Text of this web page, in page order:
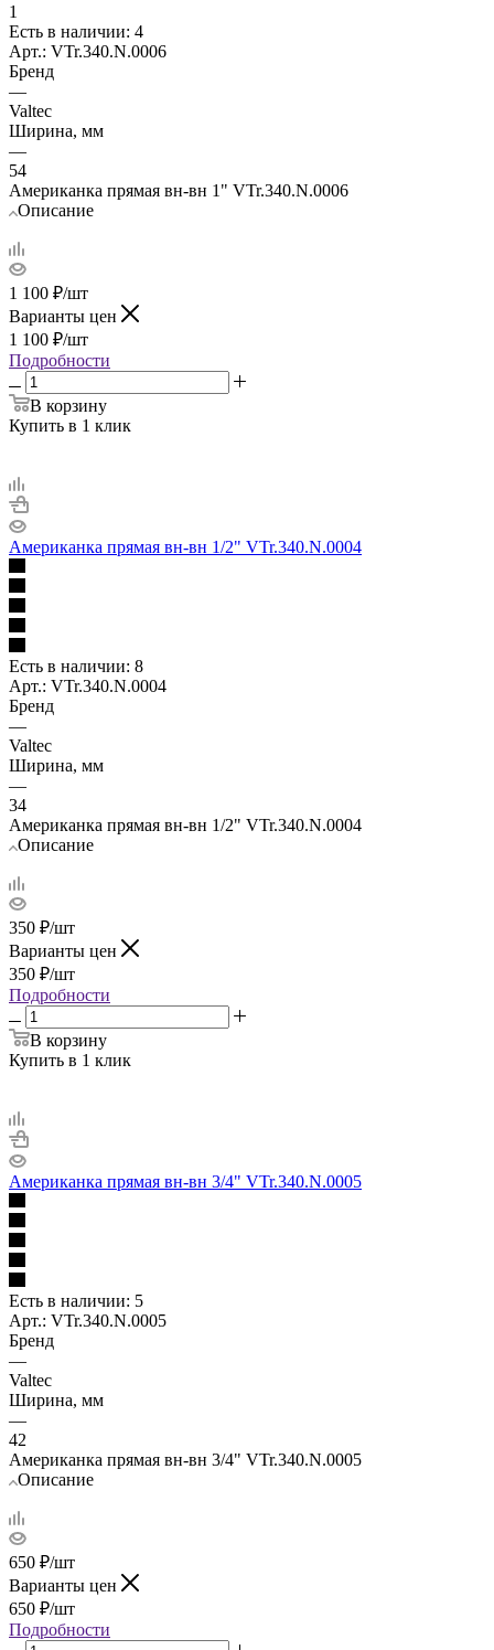
1
Есть в наличии: 4
Арт.: VTr.340.N.0006
Бренд
—
Valtec
Ширина, мм
—
54
Американка прямая вн-вн 1" VTr.340.N.0006
Описание
1 100 ₽/шт
Варианты цен
1 100 ₽/шт
Подробности
В корзину
Купить в 1 клик
Американка прямая вн-вн 1/2" VTr.340.N.0004
Есть в наличии: 8
Арт.: VTr.340.N.0004
Бренд
—
Valtec
Ширина, мм
—
34
Американка прямая вн-вн 1/2" VTr.340.N.0004
Описание
350 ₽/шт
Варианты цен
350 ₽/шт
Подробности
В корзину
Купить в 1 клик
Американка прямая вн-вн 3/4" VTr.340.N.0005
Есть в наличии: 5
Арт.: VTr.340.N.0005
Бренд
—
Valtec
Ширина, мм
—
42
Американка прямая вн-вн 3/4" VTr.340.N.0005
Описание
650 ₽/шт
Варианты цен
650 ₽/шт
Подробности